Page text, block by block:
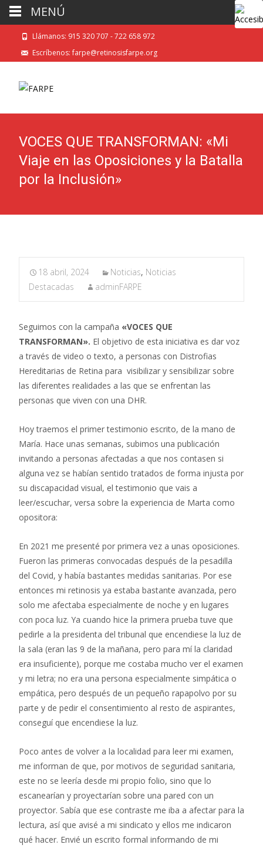
Llámanos: 915 320 707 - 722 658 972
Escríbenos: farpe@retinosisfarpe.org
VOCES QUE TRANSFORMAN: «Mi
Viaje en las Oposiciones y la Batalla
por la Inclusión»
18 abril, 2024 Noticias, Noticias
Destacadas
adminFARPE
Seguimos con la campaña «VOCES QUE
TRANSFORMAN». El objetivo de esta iniciativa es dar voz
a través de video o texto, a personas con Distrofias
Hereditarias de Retina para visibilizar y sensibilizar sobre
las diferentes realidades a las que se enfrentan las
personas que viven con una DHR.
Hoy traemos el primer testimonio escrito, de la mano de
María. Hace unas semanas, subimos una publicación
invitando a personas afectadas a que nos contasen si
alguna vez se habían sentido tratados de forma injusta por
su discapacidad visual, el testimonio que vais a
leer/escuchar, versa sobre la experiencia de Marta como
opositora:
En 2021 me presenté por primera vez a unas oposiciones.
Fueron las primeras convocadas después de la pesadilla
del Covid, y había bastantes medidas sanitarias. Por ese
entonces mi retinosis ya estaba bastante avanzada, pero
solo me afectaba especialmente de noche y en lugares
con poca luz. Ya cuando hice la primera prueba tuve que
pedirle a la presidenta del tribunal que encendiese la luz de
la sala (eran las 9 de la mañana, pero para mí la claridad
era insuficiente), porque me costaba mucho ver el examen
y mi letra; no era una persona especialmente simpática o
empática, pero después de un pequeño rapapolvo por su
parte y de pedir el consentimiento al resto de aspirantes,
conseguí que encendiese la luz.
Poco antes de volver a la localidad para leer mi examen,
me informan de que, por motivos de seguridad sanitaria,
este no se leería desde mi propio folio, sino que lo
escanearían y proyectarían sobre una pared con un
proyector. Sabía que ese contraste me iba a afectar para la
lectura, así que avisé a mi sindicato y ellos me indicaron
qué hacer. Envié un escrito formal informando de mi
MENÚ